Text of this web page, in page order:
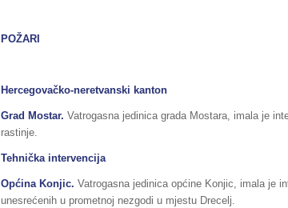
POŽARI
Hercegovačko-neretvanski kanton
Grad Mostar. Vatrogasna jedinica grada Mostara, imala je
rastinje.
Tehnička intervencija
Općina Konjic. Vatrogasna jedinica općine Konjic, imala je
unesrećenih u prometnoj nezgodi u mjestu Drecelj.